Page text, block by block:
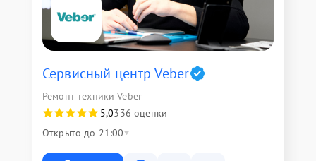
Сервисный центр Veber
Ремонт техники Veber
5,0336 оценки
Открыто до 21:00